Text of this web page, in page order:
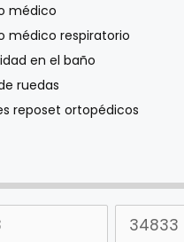
ruedas Everest Jennings
products
médico
médico respiratorio
en el baño
ruedas
reposet ortopédicos